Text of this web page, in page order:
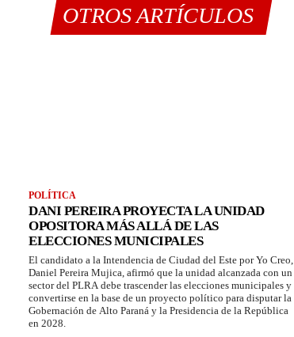
OTROS ARTÍCULOS
POLÍTICA
DANI PEREIRA PROYECTA LA UNIDAD
OPOSITORA MÁS ALLÁ DE LAS
ELECCIONES MUNICIPALES
El candidato a la Intendencia de Ciudad del Este por Yo Creo,
Daniel Pereira Mujica, afirmó que la unidad alcanzada con un
sector del PLRA debe trascender las elecciones municipales y
convertirse en la base de un proyecto político para disputar la
Gobernación de Alto Paraná y la Presidencia de la República
en 2028.